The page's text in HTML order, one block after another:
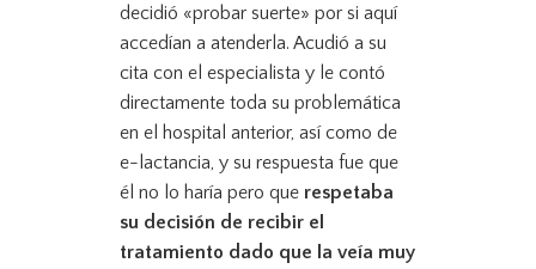
decidió «probar suerte» por si aquí
accedían a atenderla. Acudió a su
cita con el especialista y le contó
directamente toda su problemática
en el hospital anterior, así como de
e-lactancia, y su respuesta fue que
él no lo haría pero que respetaba
su decisión de recibir el
tratamiento dado que la veía muy